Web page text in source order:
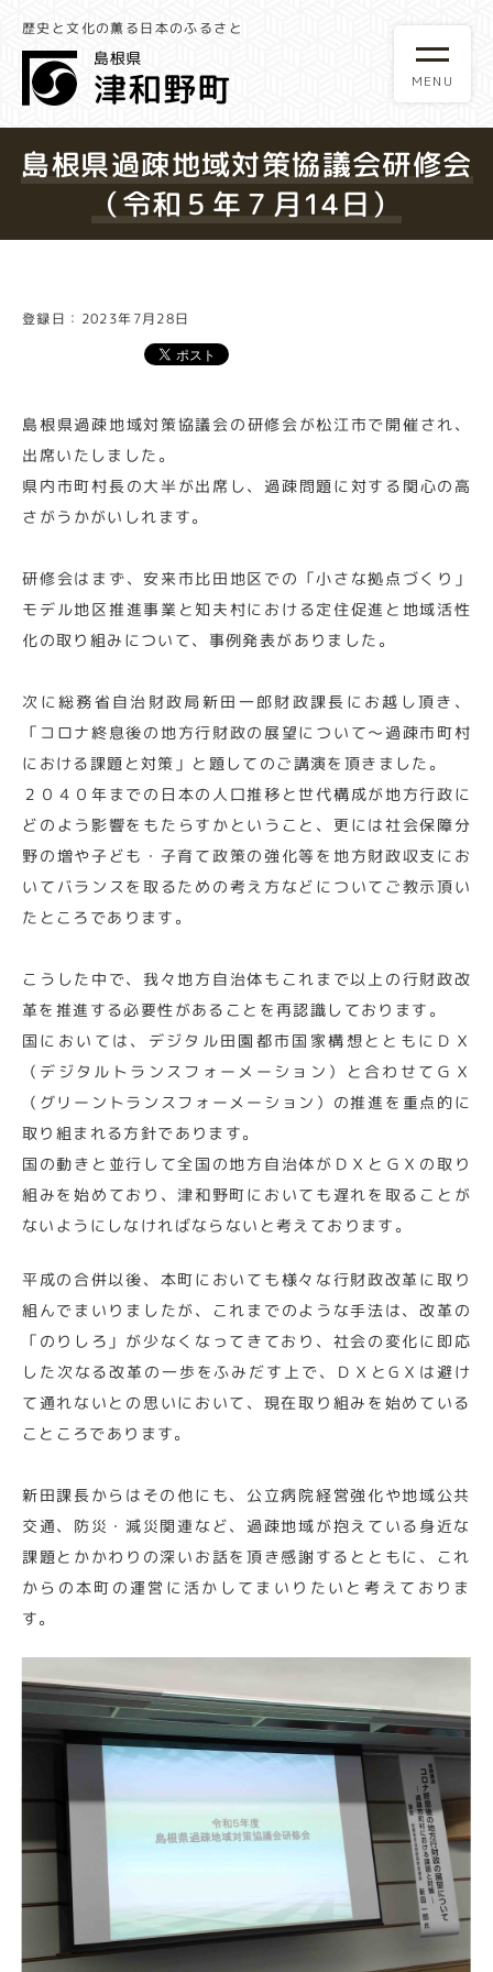
歴史と文化の薫る日本のふるさと
島根県過疎地域対策協議会研修会
（令和５年７月14日）
登録日：2023年7月28日
島根県過疎地域対策協議会の研修会が松江市で開催され、
出席いたしました。
県内市町村長の大半が出席し、過疎問題に対する関心の高
さがうかがいしれます。
研修会はまず、安来市比田地区での「小さな拠点づくり」
モデル地区推進事業と知夫村における定住促進と地域活性
化の取り組みについて、事例発表がありました。
次に総務省自治財政局新田一郎財政課長にお越し頂き、
「コロナ終息後の地方行財政の展望について～過疎市町村
における課題と対策」と題してのご講演を頂きました。
２０４０年までの日本の人口推移と世代構成が地方行政に
どのよう影響をもたらすかということ、更には社会保障分
野の増や子ども・子育て政策の強化等を地方財政収支にお
いてバランスを取るための考え方などについてご教示頂い
たところであります。
こうした中で、我々地方自治体もこれまで以上の行財政改
革を推進する必要性があることを再認識しております。
国においては、デジタル田園都市国家構想とともにＤＸ
（デジタルトランスフォーメーション）と合わせてＧＸ
（グリーントランスフォーメーション）の推進を重点的に
取り組まれる方針であります。
国の動きと並行して全国の地方自治体がＤＸとＧＸの取り
組みを始めており、津和野町においても遅れを取ることが
ないようにしなければならないと考えております。
平成の合併以後、本町においても様々な行財政改革に取り
組んでまいりましたが、これまでのような手法は、改革の
「のりしろ」が少なくなってきており、社会の変化に即応
した次なる改革の一歩をふみだす上で、ＤＸとGＸは避け
て通れないとの思いにおいて、現在取り組みを始めている
こところであります。
新田課長からはその他にも、公立病院経営強化や地域公共
交通、防災・減災関連など、過疎地域が抱えている身近な
課題とかかわりの深いお話を頂き感謝するとともに、これ
からの本町の運営に活かしてまいりたいと考えておりま
す。